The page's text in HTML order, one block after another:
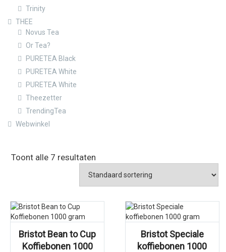
Trinity
THEE
Novus Tea
Or Tea?
PURETEA Black
PURETEA White
PURETEA White
Theezetter
TrendingTea
Webwinkel
Toont alle 7 resultaten
Bristot Bean to Cup
Koffiebonen 1000
Bristot Speciale
koffiebonen 1000